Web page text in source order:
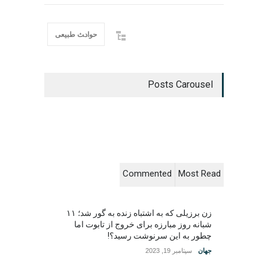
حواد‍‍‍ث طبیعی
Posts Carousel
Most Read
Commented
زن برزیلی که به اشتباه زنده به گور شد؛ ۱۱
شبانه روز مبارزه برای خروج از تابوت اما
چطور به این سرنوشت رسید؟!
جهان سپتامبر 19, 2023